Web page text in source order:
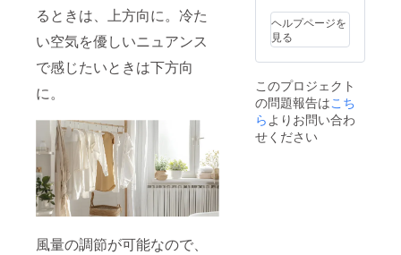
るときは、上方向に。冷た
い空気を優しいニュアンス
で感じたいときは下方向
に。
風量の調節が可能なので、
ヘルプページを
見る
このプロジェクト
の問題報告はこち
ら よりお問い合わ
せください